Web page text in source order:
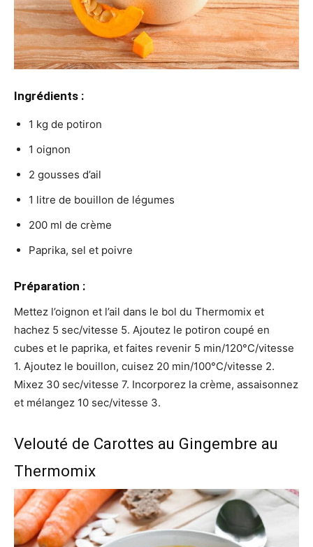
Ingrédients :
1 kg de potiron
1 oignon
2 gousses d’ail
1 litre de bouillon de légumes
200 ml de crème
Paprika, sel et poivre
Préparation :
Mettez l’oignon et l’ail dans le bol du Thermomix et
hachez 5 sec/vitesse 5. Ajoutez le potiron coupé en
cubes et le paprika, et faites revenir 5 min/120°C/vitesse
1. Ajoutez le bouillon, cuisez 20 min/100°C/vitesse 2.
Mixez 30 sec/vitesse 7. Incorporez la crème, assaisonnez
et mélangez 10 sec/vitesse 3.
Velouté de Carottes au Gingembre au
Thermomix